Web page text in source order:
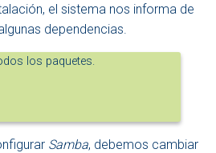
el sistema nos informa de
dependencias.
los paquetes.
Samba, debemos cambiar